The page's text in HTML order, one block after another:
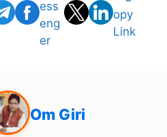
Om Giri